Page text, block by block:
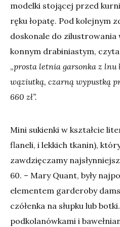
modelki stojącej przed
ręku łopatę. Pod kolejnym
doskonale do zilustrowania
konnym drabiniastym,
„prosta letnia garsonka z lnu
wąziutką, czarną wypustką
660 zł”.
Mini sukienki w kształcie
flaneli, i lekkich tkanin),
zawdzięczamy
60. – Mary Quant, były
elementem garderoby
czółenka na słupku lub
podkolanówkami i